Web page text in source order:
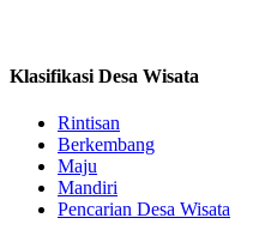
Klasifikasi Desa Wisata
Rintisan
Berkembang
Maju
Mandiri
Pencarian Desa Wisata